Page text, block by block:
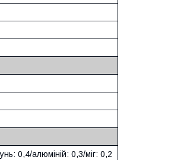
0,4/алюміній: 0,3/міг: 0,2